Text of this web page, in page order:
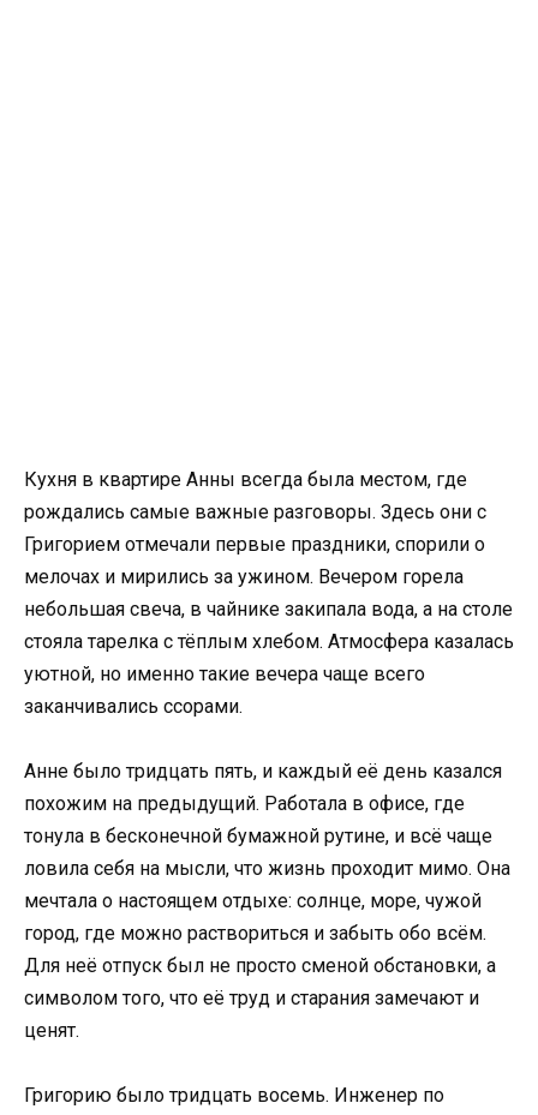
Кухня в квартире Анны всегда была местом, где
рождались самые важные разговоры. Здесь они с
Григорием отмечали первые праздники, спорили о
мелочах и мирились за ужином. Вечером горела
небольшая свеча, в чайнике закипала вода, а на столе
стояла тарелка с тёплым хлебом. Атмосфера казалась
уютной, но именно такие вечера чаще всего
заканчивались ссорами.
Анне было тридцать пять, и каждый её день казался
похожим на предыдущий. Работала в офисе, где
тонула в бесконечной бумажной рутине, и всё чаще
ловила себя на мысли, что жизнь проходит мимо. Она
мечтала о настоящем отдыхе: солнце, море, чужой
город, где можно раствориться и забыть обо всём.
Для неё отпуск был не просто сменой обстановки, а
символом того, что её труд и старания замечают и
ценят.
Григорию было тридцать восемь. Инженер по